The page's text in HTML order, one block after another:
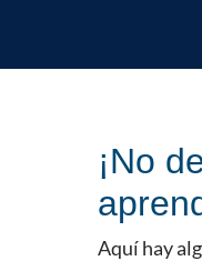
¡No
Aquí hay